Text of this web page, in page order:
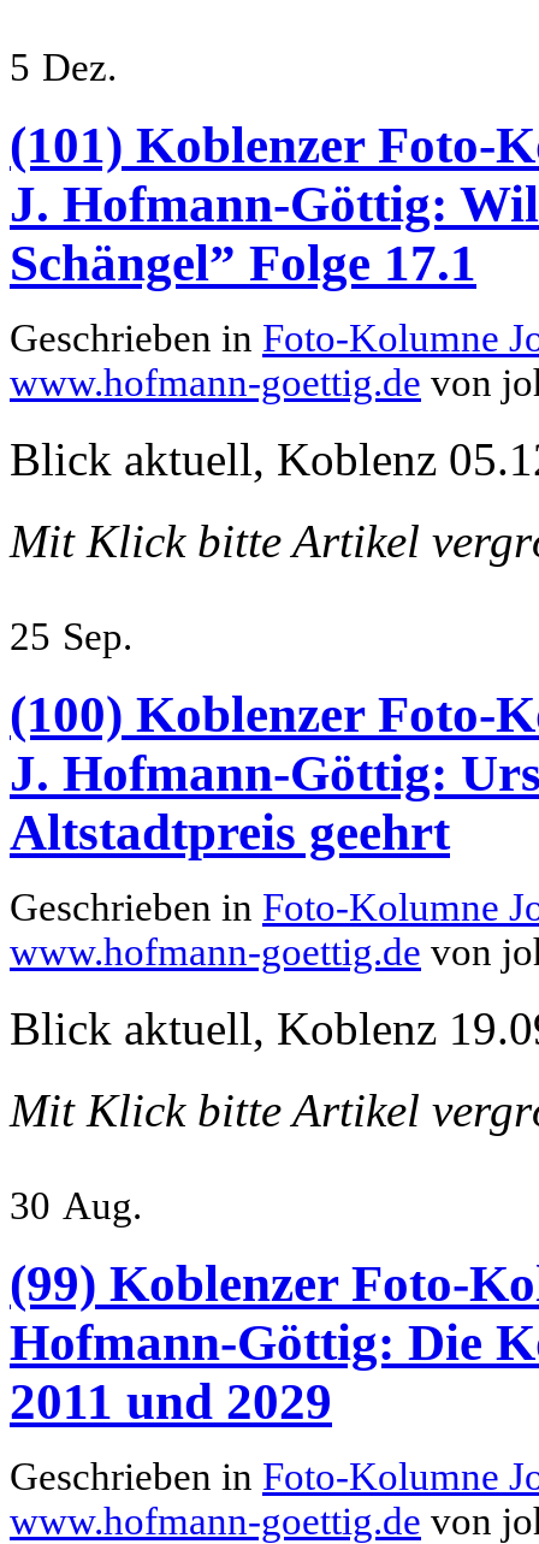
5 Dez.
(101) Koblenzer Foto-
J. Hofmann-Göttig:
Schängel” Folge 17.1
Geschrieben in Foto-Kolumne
www.hofmann-goettig.de von
Blick aktuell, Koblenz
Mit Klick bitte Artikel
25 Sep.
(100) Koblenzer Foto-
J. Hofmann-Göttig:
Altstadtpreis geehrt
Geschrieben in Foto-Kolumne
www.hofmann-goettig.de von
Blick aktuell, Koblenz
Mit Klick bitte Artikel
30 Aug.
(99) Koblenzer Foto-
Hofmann-Göttig: Die
2011 und 2029
Geschrieben in Foto-Kolumne
www.hofmann-goettig.de von